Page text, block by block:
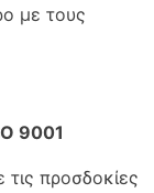
με τους
9001
προσδοκίες